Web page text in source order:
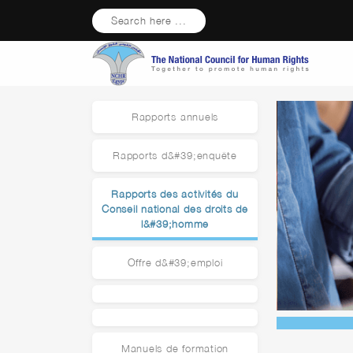
Search here ...
Rapports annuels
Rapports d&#39;enquête
Rapports des activités du
Conseil national des droits de
l&#39;homme
Offre d&#39;emploi
Manuels de formation